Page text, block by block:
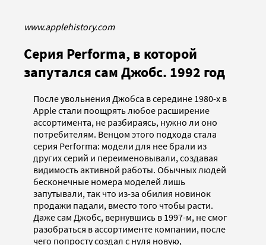
www.applehistory.com
Серия Performa, в которой
запутался сам Джобс. 1992 год
После увольнения Джобса в середине 1980-х в
Apple стали поощрять любое расширение
ассортимента, не разбираясь, нужно ли оно
потребителям. Венцом этого подхода стала
серия Performa: модели для нее брали из
других серий и переименовывали, создавая
видимость активной работы. Обычных людей
бесконечные номера моделей лишь
запутывали, так что из-за обилия новинок
продажи падали, вместо того чтобы расти.
Даже сам Джобс, вернувшись в 1997-м, не смог
разобраться в ассортименте компании, после
чего попросту создал с нуля новую,